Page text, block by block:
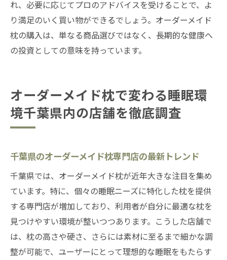
れ、必要に応じてプロのアドバイスを受けることで、よ
り満足のいく買い物ができるでしょう。オーダーメイド
枕の購入は、単なる商品選びではなく、長期的な健康へ
の投資としての意味を持っています。
オーダーメイド枕で変わる睡眠環
境千葉県内の店舗を徹底調査
千葉県のオーダーメイド枕専門店の最新トレンド
千葉県では、オーダーメイド枕が近年大きな注目を集め
ています。特に、個々の睡眠ニーズに特化した枕を提供
する専門店が増加しており、利用者が自分に最適な枕を
見つけやすい環境が整いつつあります。こうした店舗で
は、枕の高さや硬さ、さらには素材に至るまで細かな調
整が可能で、ユーザーにとって理想的な睡眠をもたらす